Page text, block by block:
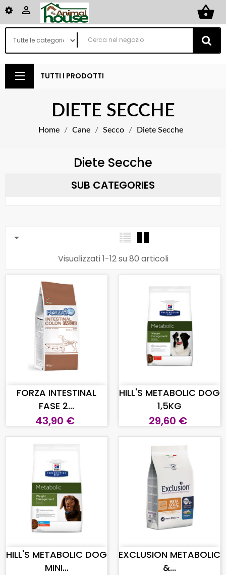
shopping_basket

TUTTI I PRODOTTI
DIETE SECCHE
Home Cane Secco Diete Secche
Diete Secche
SUB CATEGORIES

Visualizzati 1-12 su 80 articoli
AGGIUNGI AL CARRELLO
FORZA INTESTINAL
FASE 2...
43,90 €
AGGIUNGI AL CARRELLO
HILL'S METABOLIC DOG
1,5KG
29,60 €
AGGIUNGI AL CARRELLO
HILL'S METABOLIC DOG
MINI...
AGGIUNGI AL CARRELLO
EXCLUSION METABOLIC
&...